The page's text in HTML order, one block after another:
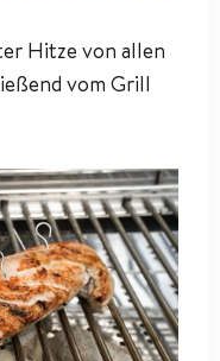
Hitze von allen
vom Grill